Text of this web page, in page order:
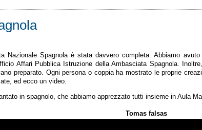
Nazionale Spagnola è stata davvero completa. Abbiamo
Affari Pubblica Istruzione della Ambasciata Spagnola.
preparato. Ogni persona o coppia ha mostrato le proprie
ed ecco un video.
in spagnolo, che abbiamo apprezzato tutti insieme in Aula
Tomas falsas